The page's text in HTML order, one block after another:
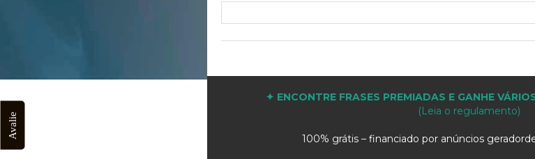
✦ ENCONTRE FRASES PREMIADAS E GANHE
(Leia o regulamento)
100% grátis – financiado por anúncios
Avalie